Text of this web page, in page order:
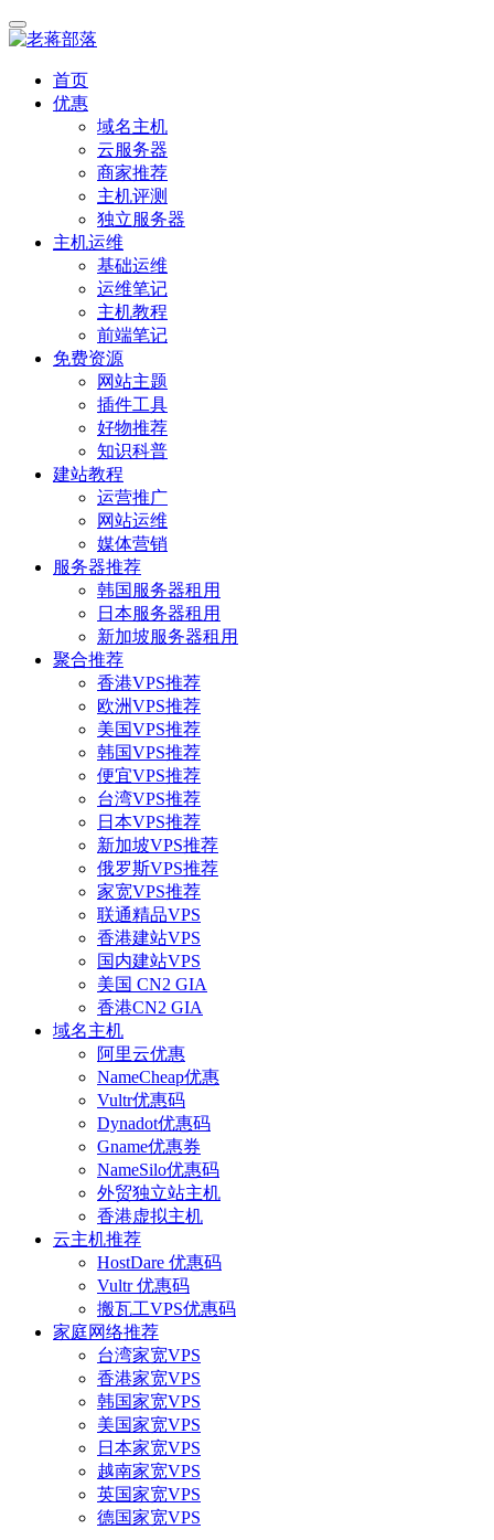
首页
优惠
域名主机
云服务器
商家推荐
主机评测
独立服务器
主机运维
基础运维
运维笔记
主机教程
前端笔记
免费资源
网站主题
插件工具
好物推荐
知识科普
建站教程
运营推广
网站运维
媒体营销
服务器推荐
韩国服务器租用
日本服务器租用
新加坡服务器租用
聚合推荐
香港VPS推荐
欧洲VPS推荐
美国VPS推荐
韩国VPS推荐
便宜VPS推荐
台湾VPS推荐
日本VPS推荐
新加坡VPS推荐
俄罗斯VPS推荐
家宽VPS推荐
联通精品VPS
香港建站VPS
国内建站VPS
美国 CN2 GIA
香港CN2 GIA
域名主机
阿里云优惠
NameCheap优惠
Vultr优惠码
Dynadot优惠码
Gname优惠券
NameSilo优惠码
外贸独立站主机
香港虚拟主机
云主机推荐
HostDare 优惠码
Vultr 优惠码
搬瓦工VPS优惠码
家庭网络推荐
台湾家宽VPS
香港家宽VPS
韩国家宽VPS
美国家宽VPS
日本家宽VPS
越南家宽VPS
英国家宽VPS
德国家宽VPS